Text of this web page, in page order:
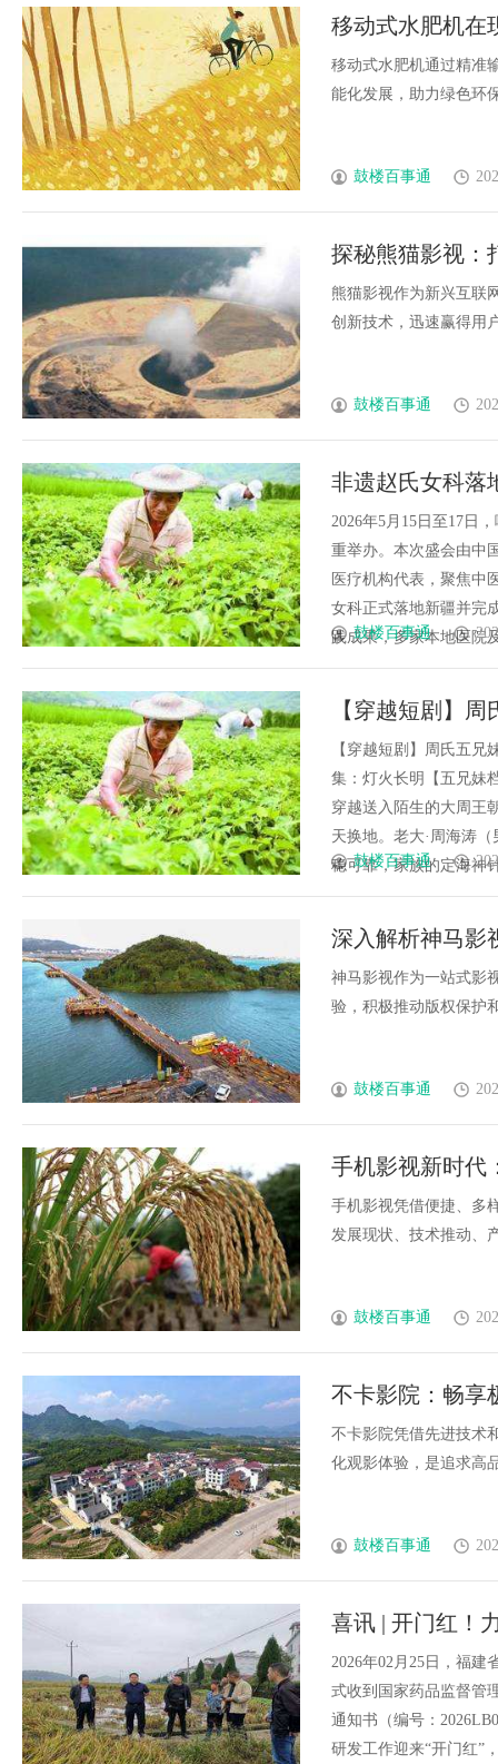
移动式水肥机在
移动式水肥机通过精准
能化发展，助力绿色环
鼓楼百事通
探秘熊猫影视：
熊猫影视作为新兴互联
创新技术，迅速赢得用
鼓楼百事通
非遗赵氏女科落
2026年5月15日至17日
重举办。本次盛会由中
医疗机构代表，聚焦中
女科正式落地新疆并完
践成果，多家本地医院
鼓楼百事通
【穿越短剧】
良洛、周海洛
【穿越短剧】周氏五
集：灯火长明【五兄妹
穿越送入陌生的大周王
天换地。老大·周海涛
稳可靠，家族的定海神
鼓楼百事通
深入解析神马影
神马影视作为一站式影
验，积极推动版权保护
鼓楼百事通
手机影视新时代
析
手机影视凭借便捷、多
发展现状、技术推动、
鼓楼百事通
不卡影院：畅享
不卡影院凭借先进技术
化观影体验，是追求高
鼓楼百事通
喜讯 | 开门红！
批件
2026年02月25日，福建
式收到国家药品监督管
通知书（编号：
研发工作迎来“开门红”